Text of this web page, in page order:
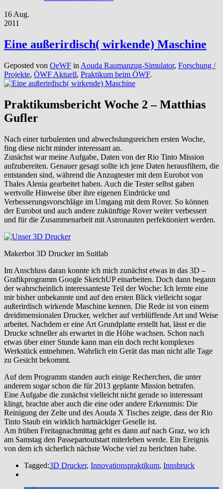
16 Aug.
2011
Eine außerirdisch( wirkende) Maschine
Geposted von OeWF in Aouda Raumanzug-Simulator, Forschung /
Projekte, ÖWF Aktuell, Praktikum beim ÖWF.
Praktikumsbericht Woche 2 – Matthias
Gufler
Nach einer turbulenten und abwechslungsreichen ersten Woche,
fing diese nicht minder interessant an.
Zunächst war meine Aufgabe, Daten von der Rio Tinto Mission
aufzubereiten. Genauer gesagt sollte ich jene Daten herausfiltern, die
entstanden sind, während die Anzugtester mit dem Eurobot von
Thales Alenia gearbeitet haben. Auch die Tester selbst gaben
wertvolle Hinweise über ihre eigenen Eindrücke und
Verbesserungsvorschläge im Umgang mit dem Rover. So können
der Eurobot und auch andere zukünftige Rover weiter verbessert
und für die Zusammenarbeit mit Astronauten perfektioniert werden.
Makerbot 3D Drucker im Suitlab
Im Anschluss daran konnte ich mich zunächst etwas in das 3D –
Grafikprogramm Google SketchUP einarbeiten. Doch dann begann
der wahrscheinlich interessanteste Teil der Woche: Ich lernte eine
mir bisher unbekannte und auf den ersten Blick vielleicht sogar
außerirdisch wirkende Maschine kennen. Die Rede ist von einem
dreidimensionalen Drucker, welcher auf verblüffende Art und Weise
arbeitet. Nachdem er eine Art Grundplatte erstellt hat, lässt er die
Drucke schneller als erwartet in die Höhe wachsen. Schon nach
etwas über einer Stunde kann man ein doch recht komplexes
Werkstück entnehmen. Wahrlich ein Gerät das man nicht alle Tage
zu Gesicht bekommt.
Auf dem Programm standen auch einige Recherchen, die unter
anderem sogar schon die für 2013 geplante Mission betrafen.
Eine Aufgabe die zunächst vielleicht nicht gerade so interessant
klingt, brachte aber auch die eine oder andere Erkenntnis: Die
Reinigung der Zelte und des Aouda X Tisches zeigte, dass der Rio
Tinto Staub ein wirklich hartnäckiger Geselle ist.
Am frühen Freitagnachmittag geht es dann auf nach Graz, wo ich
am Samstag den Passepartoutstart miterleben werde. Ein Ereignis
von dem ich sicherlich nächste Woche viel zu berichten habe.
Tagged:3D Drucker, Innovationspraktikum, Innsbruck